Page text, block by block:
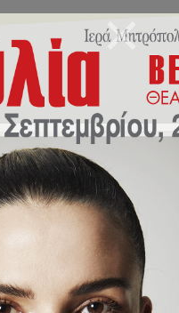
του Σωτήρος, την
Ιερό Ναό
του
της